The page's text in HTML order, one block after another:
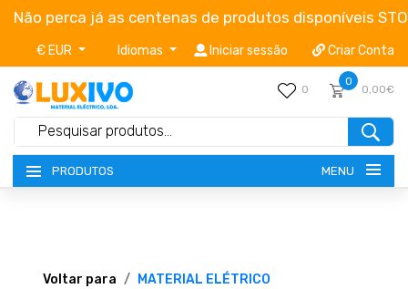
Não perca já as centenas de produtos disponíveis
€ EUR Idiomas Iniciar sessão Criar Conta
0
0
0,00€
PRODUTOS MENU
TERMOS E CONDIÇÕES
Voltar para
MATERIAL ELÉTRICO